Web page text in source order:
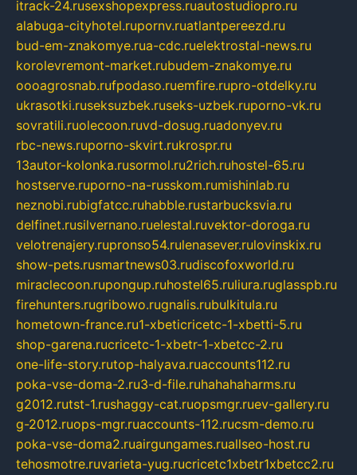
itrack-24.rusexshopexpress.ruautostudiopro.ru
alabuga-cityhotel.rupornv.ruatlantpereezd.ru
bud-em-znakomye.rua-cdc.ruelektrostal-news.ru
korolevremont-market.rubudem-znakomye.ru
oooagrosnab.rufpodaso.ruemfire.rupro-otdelky.ru
ukrasotki.ruseksuzbek.ruseks-uzbek.ruporno-vk.ru
sovratili.ruolecoon.ruvd-dosug.ruadonyev.ru
rbc-news.ruporno-skvirt.rukrospr.ru
13autor-kolonka.rusormol.ru2rich.ruhostel-65.ru
hostserve.ruporno-na-russkom.rumishinlab.ru
neznobi.rubigfatcc.ruhabble.rustarbucksvia.ru
delfinet.rusilvernano.ruelestal.ruvektor-doroga.ru
velotrenajery.rupronso54.rulenasever.rulovinskix.ru
show-pets.rusmartnews03.rudiscofoxworld.ru
miraclecoon.rupongup.ruhostel65.ruliura.ruglasspb.ru
firehunters.rugribowo.rugnalis.rubulkitula.ru
hometown-france.ru1-xbeticricetc-1-xbetti-5.ru
shop-garena.rucricetc-1-xbetr-1-xbetcc-2.ru
one-life-story.rutop-halyava.ruaccounts112.ru
poka-vse-doma-2.ru3-d-file.ruhahahaharms.ru
g2012.rutst-1.rushaggy-cat.ruopsmgr.ruev-gallery.ru
g-2012.ruops-mgr.ruaccounts-112.rucsm-demo.ru
poka-vse-doma2.ruairgungames.ruallseo-host.ru
tehosmotre.ruvarieta-yug.rucricetc1xbetr1xbetcc2.ru